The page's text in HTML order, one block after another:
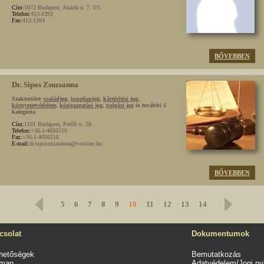
Cím:1072 Budapest, Akácfa u. 7. I/3.
Telefon:413-1393
Fax:413-1394
BŐVEBBEN
Dr. Sipos Zsuzsanna
Szakterület: családjog, ingatlanjog, kártérítési jog,
környezetvédelem, közigazgatási jog, polgári jog és további 1
kategória
Cím:1161 Budapest, Petőfi u. 28.
Telefon:+36-1-4056516
Fax:+36-1-4056516
E-mail:dr.siposzsuzsanna@t-online.hu
BŐVEBBEN
5 6 7 8 9 10 11 12 13 14
Dokumentumok
Bemutatkozás